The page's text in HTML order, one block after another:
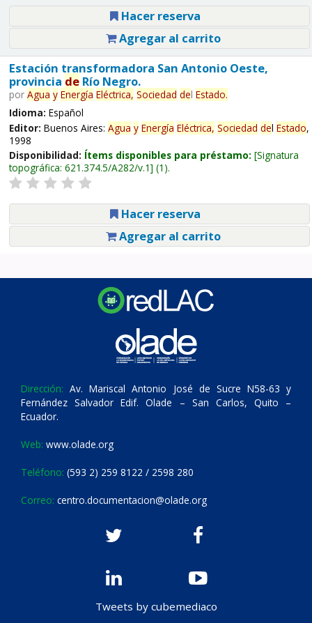
Hacer reserva
Agregar al carrito
Estación transformadora San Antonio Oeste,
provincia deRío Negro.
por Agua y Energía Eléctrica, Sociedad del Estado.
Idioma: Español
Editor: Buenos Aires: Agua y Energía Eléctrica, Sociedad del Estado,
1998
Disponibilidad: Ítems disponibles para préstamo: Signatura
topográfica: 621.374.5/A282/v.1 (1).
Hacer reserva
Agregar al carrito
Dirección: Av. Mariscal Antonio José de Sucre N58-63 y
Fernández Salvador Edif. Olade – San Carlos, Quito –
Ecuador.
Web: www.olade.org
Teléfono: (593 2) 259 8122 / 2598 280
Correo: centro.documentacion@olade.org
Tweets by cubemediaco